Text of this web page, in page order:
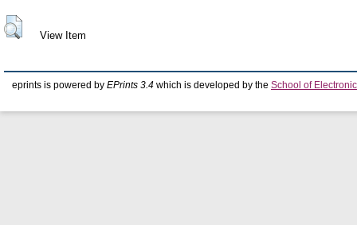
View Item
eprints is powered by EPrints 3.4 which is developed by the School of